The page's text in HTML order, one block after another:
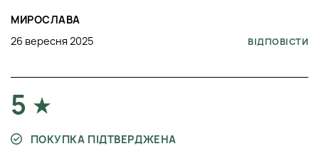
МИРОСЛАВА
26 вересня 2025
ВІДПОВІСТИ
5
ПОКУПКА ПІДТВЕРДЖЕНА